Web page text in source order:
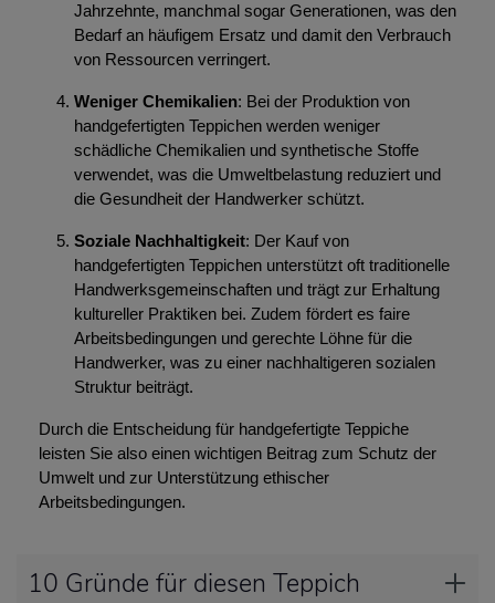
Jahrzehnte, manchmal sogar Generationen, was den
Bedarf an häufigem Ersatz und damit den Verbrauch
von Ressourcen verringert.
Weniger Chemikalien: Bei der Produktion von
handgefertigten Teppichen werden weniger
schädliche Chemikalien und synthetische Stoffe
verwendet, was die Umweltbelastung reduziert und
die Gesundheit der Handwerker schützt.
Soziale Nachhaltigkeit: Der Kauf von
handgefertigten Teppichen unterstützt oft traditionelle
Handwerksgemeinschaften und trägt zur Erhaltung
kultureller Praktiken bei. Zudem fördert es faire
Arbeitsbedingungen und gerechte Löhne für die
Handwerker, was zu einer nachhaltigeren sozialen
Struktur beiträgt.
Durch die Entscheidung für handgefertigte Teppiche
leisten Sie also einen wichtigen Beitrag zum Schutz der
Umwelt und zur Unterstützung ethischer
Arbeitsbedingungen.
10 Gründe für diesen Teppich